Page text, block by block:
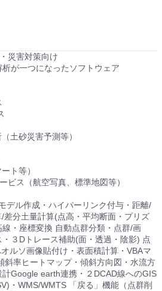
災害対策向け
が一つになったソフトウェア
土砂災害予測等）
ト等）
ビス（航空写真、標準地図等）
デル作成・ハイパーリンク付与・距離/
差分土量計算(点高・平均断面・プリズ
・座標変換 自動点群分類・点群/画
３Dトレース補助(面・透過・陰影) 点
ルソ画像貼付け・表面積計算・VBAマ
斜率ヒートマップ・傾斜方向図・水流方
Google earth連携・２DCAD線へのGIS
・WMS/WMTS 「戻る」機能（点群削